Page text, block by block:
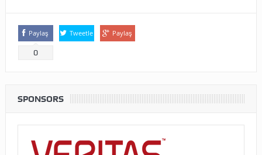
Paylaş
0
Tweetle Paylaş
SPONSORS